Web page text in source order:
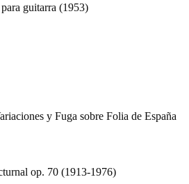
guitarra (1953)
y Fuga sobre Folia de España
op. 70 (1913-1976)